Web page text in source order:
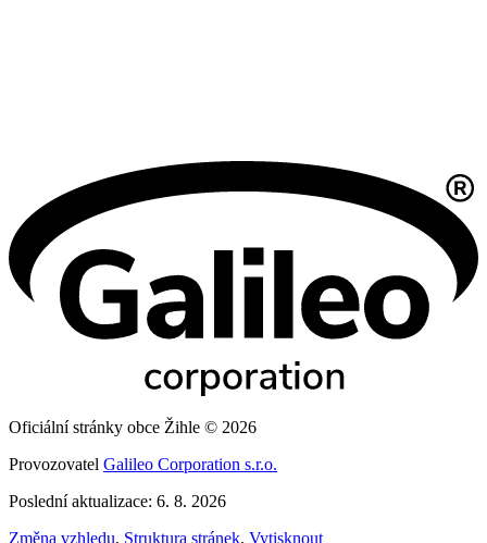
Oficiální stránky obce Žihle © 2026
Provozovatel Galileo Corporation s.r.o.
Poslední aktualizace: 6. 8. 2026
Změna vzhledu, Struktura stránek, Vytisknout